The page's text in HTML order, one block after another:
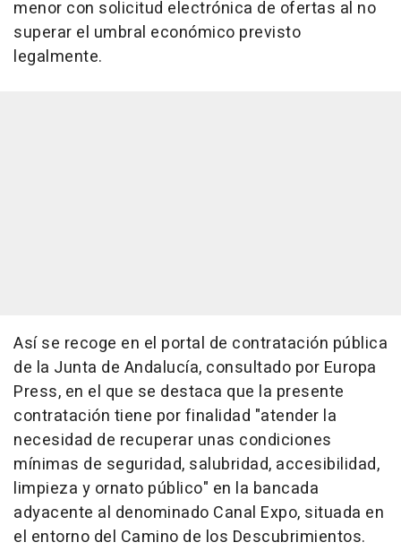
menor con solicitud electrónica de ofertas al no
superar el umbral económico previsto
legalmente.
Así se recoge en el portal de contratación pública
de la Junta de Andalucía, consultado por Europa
Press, en el que se destaca que la presente
contratación tiene por finalidad "atender la
necesidad de recuperar unas condiciones
mínimas de seguridad, salubridad, accesibilidad,
limpieza y ornato público" en la bancada
adyacente al denominado Canal Expo, situada en
el entorno del Camino de los Descubrimientos.